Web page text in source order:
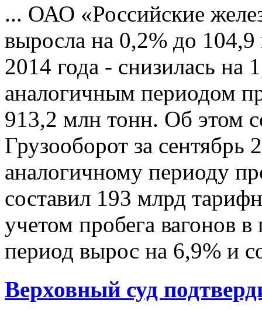
... ОАО «Российские
выросла на 0,2% до 104,9
2014 года - снизилась на
аналогичным периодом
913,2 млн тонн. Об этом
Грузооборот за сентябрь
аналогичному периоду
составил 193 млрд
учетом пробега вагонов
период вырос на 6,9% и
Верховный суд